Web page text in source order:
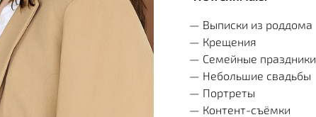
— Выписки из роддома
— Крещения
— Семейные праздники
— Небольшие свадьбы
— Портреты
— Контент-съёмки